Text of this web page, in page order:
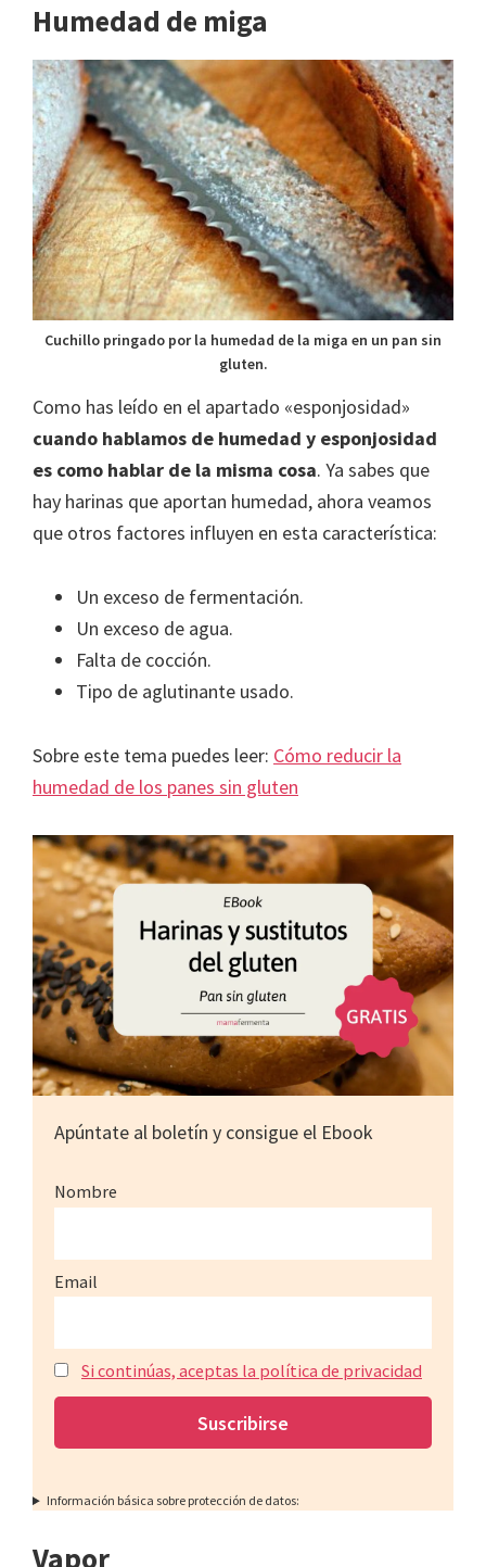
Humedad de miga
Cuchillo pringado por la humedad de la miga en un pan sin
gluten.
Como has leído en el apartado «esponjosidad»
cuando hablamos de humedad y esponjosidad
es como hablar de la misma cosa. Ya sabes que
hay harinas que aportan humedad, ahora veamos
que otros factores influyen en esta característica:
Un exceso de fermentación.
Un exceso de agua.
Falta de cocción.
Tipo de aglutinante usado.
Sobre este tema puedes leer: Cómo reducir la
humedad de los panes sin gluten
Apúntate al boletín y consigue el Ebook
Nombre
Email
Si continúas, aceptas la política de privacidad
Información básica sobre protección de datos:
Vapor